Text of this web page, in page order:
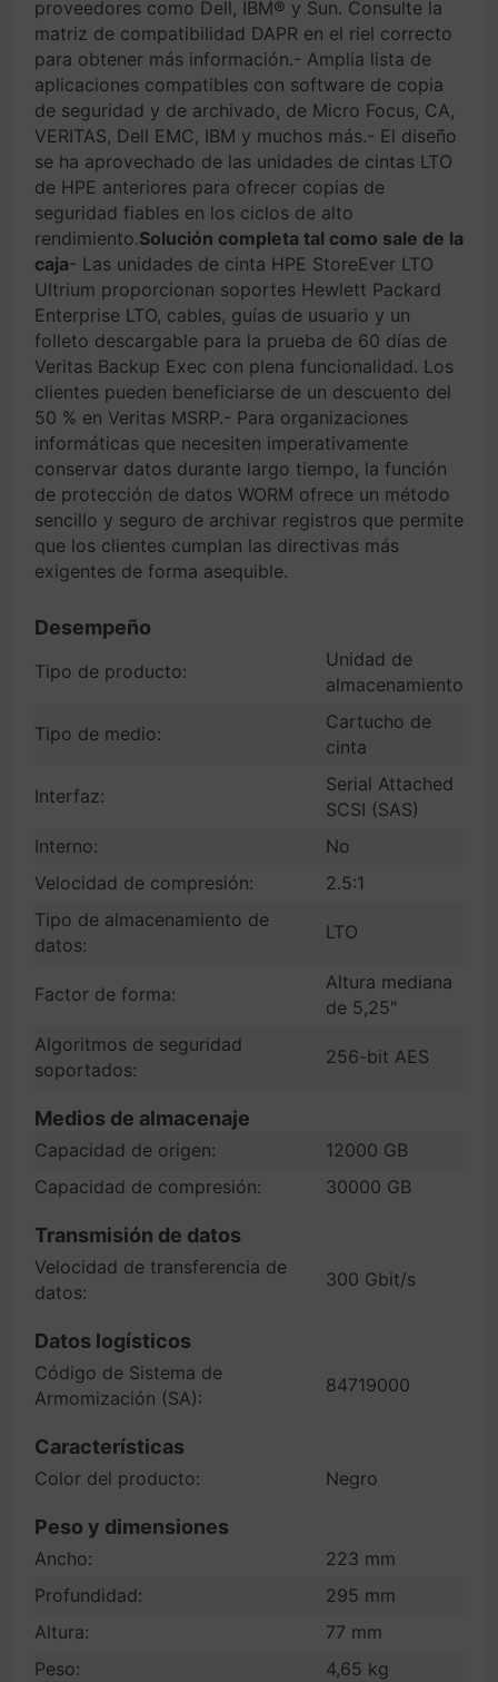
proveedores como Dell, IBM® y Sun. Consulte la
matriz de compatibilidad DAPR en el riel correcto
para obtener más información.- Amplia lista de
aplicaciones compatibles con software de copia
de seguridad y de archivado, de Micro Focus, CA,
VERITAS, Dell EMC, IBM y muchos más.- El diseño
se ha aprovechado de las unidades de cintas LTO
de HPE anteriores para ofrecer copias de
seguridad fiables en los ciclos de alto
rendimiento.Solución completa tal como sale de la
caja- Las unidades de cinta HPE StoreEver LTO
Ultrium proporcionan soportes Hewlett Packard
Enterprise LTO, cables, guías de usuario y un
folleto descargable para la prueba de 60 días de
Veritas Backup Exec con plena funcionalidad. Los
clientes pueden beneficiarse de un descuento del
50 % en Veritas MSRP.- Para organizaciones
informáticas que necesiten imperativamente
conservar datos durante largo tiempo, la función
de protección de datos WORM ofrece un método
sencillo y seguro de archivar registros que permite
que los clientes cumplan las directivas más
exigentes de forma asequible.
Desempeño
Tipo de producto:
Unidad de
almacenamiento
Tipo de medio:
Cartucho de
cinta
Interfaz:
Serial Attached
SCSI (SAS)
Interno:
No
Velocidad de compresión:
2.5:1
Tipo de almacenamiento de
datos:
LTO
Factor de forma:
Altura mediana
de 5,25"
Algoritmos de seguridad
soportados:
256-bit AES
Medios de almacenaje
Capacidad de origen:
12000 GB
Capacidad de compresión:
30000 GB
Transmisión de datos
Velocidad de transferencia de
datos:
300 Gbit/s
Datos logísticos
Código de Sistema de
Armomización (SA):
84719000
Características
Color del producto: Negro
Peso y dimensiones
Ancho:
223 mm
Profundidad:
295 mm
Altura:
77 mm
Peso:
4,65 kg